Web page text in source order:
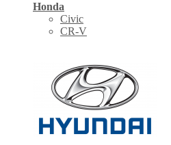
Honda
Civic
CR-V